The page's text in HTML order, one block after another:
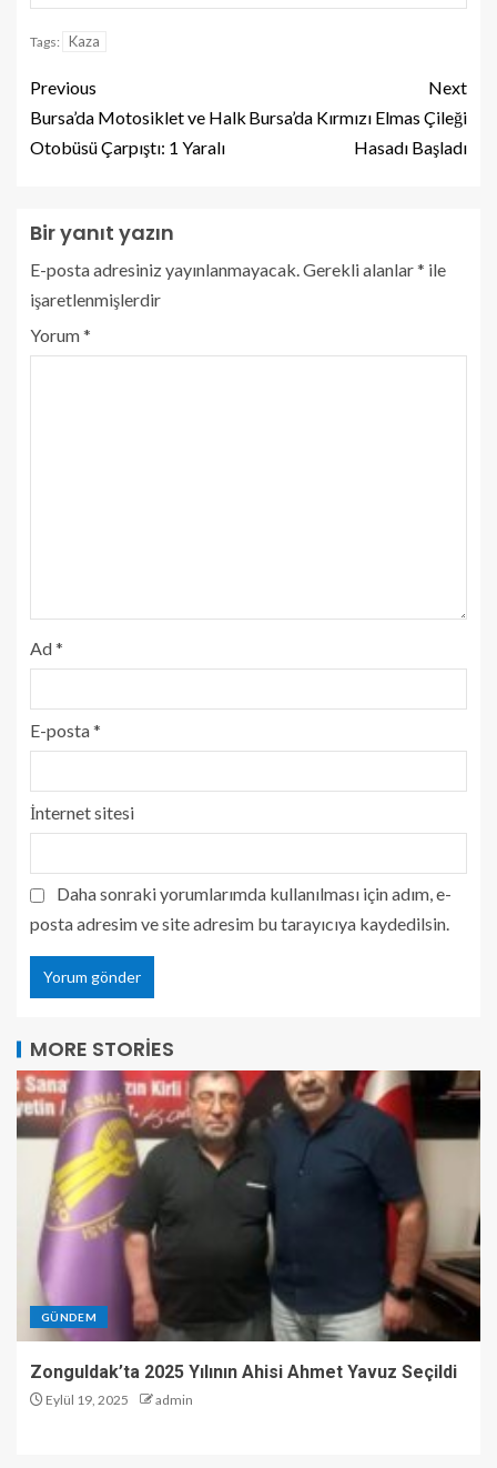
Tags: Kaza
Previous
Bursa’da Motosiklet ve Halk
Otobüsü Çarpıştı: 1 Yaralı
Next
Bursa’da Kırmızı Elmas Çileği
Hasadı Başladı
Bir yanıt yazın
E-posta adresiniz yayınlanmayacak.Gerekli alanlar* ile
işaretlenmişlerdir
Yorum*
Ad*
E-posta*
İnternet sitesi
Daha sonraki yorumlarımda kullanılması için adım, e-
posta adresim ve site adresim bu tarayıcıya kaydedilsin.
MORE STORIES
GÜNDEM
Zonguldak’ta 2025 Yılının Ahisi Ahmet Yavuz Seçildi
Eylül 19, 2025 admin